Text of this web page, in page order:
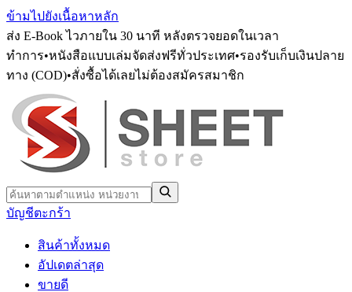
ข้ามไปยังเนื้อหาหลัก
ส่ง E-Book ไวภายใน 30 นาที หลังตรวจยอดในเวลา
ทำการ•หนังสือแบบเล่มจัดส่งฟรีทั่วประเทศ•รองรับเก็บเงินปลาย
ทาง (COD)•สั่งซื้อได้เลยไม่ต้องสมัครสมาชิก
บัญชีตะกร้า
สินค้าทั้งหมด
อัปเดตล่าสุด
ขายดี